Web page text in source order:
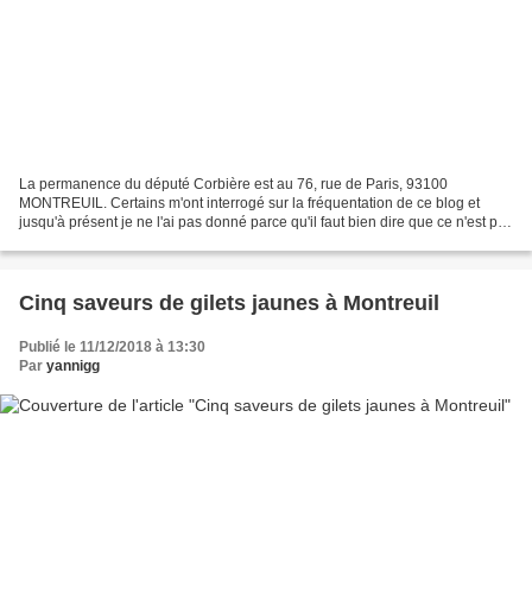
La permanence du député Corbière est au 76, rue de Paris, 93100
MONTREUIL. Certains m'ont interrogé sur la fréquentation de ce blog et
jusqu'à présent je ne l'ai pas donné parce qu'il faut bien dire que ce n'est pas
Cinq saveurs de gilets jaunes à Montreuil
Publié le 11/12/2018 à 13:30
Par yannigg